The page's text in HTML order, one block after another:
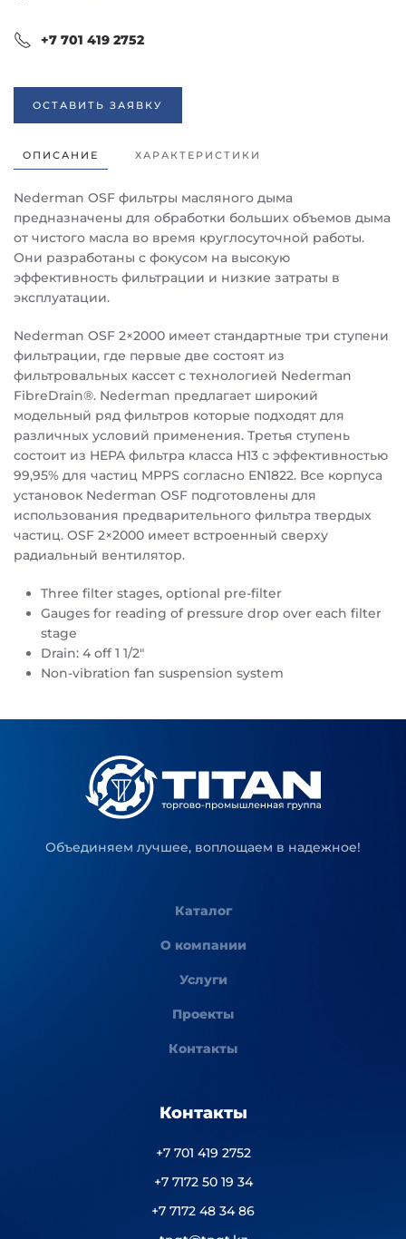
+7 701 419 2752
ОСТАВИТЬ ЗАЯВКУ
ОПИСАНИЕ ХАРАКТЕРИСТИКИ
Nederman OSF фильтры масляного дыма
предназначены для обработки больших объемов дыма
от чистого масла во время круглосуточной работы.
Они разработаны с фокусом на высокую
эффективность фильтрации и низкие затраты в
эксплуатации.
Nederman OSF 2×2000 имеет стандартные три ступени
фильтрации, где первые две состоят из
фильтровальных кассет с технологией Nederman
FibreDrain®. Nederman предлагает широкий
модельный ряд фильтров которые подходят для
различных условий применения. Третья ступень
состоит из HEPA фильтра класса H13 с эффективностью
99,95% для частиц MPPS согласно EN1822. Все корпуса
установок Nederman OSF подготовлены для
использования предварительного фильтра твердых
частиц. OSF 2×2000 имеет встроенный сверху
радиальный вентилятор.
Three filter stages, optional pre-filter
Gauges for reading of pressure drop over each filter
stage
Drain: 4 off 1 1/2″
Non-vibration fan suspension system
Объединяем лучшее, воплощаем в надежное!
Каталог
О компании
Услуги
Проекты
Контакты
Контакты
+7 701 419 2752
+7 7172 50 19 34
+7 7172 48 34 86